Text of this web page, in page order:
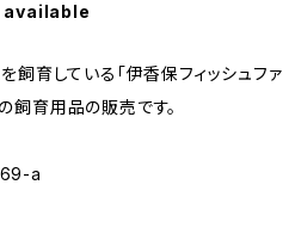
飼育している「伊香保フィッシュファ
飼育用品の販売です。
a